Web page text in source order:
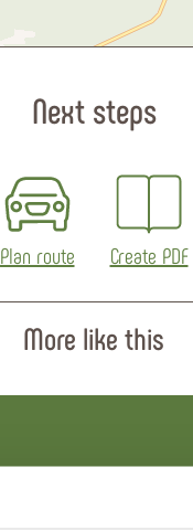
Next steps
Plan route Create PDF
More like this